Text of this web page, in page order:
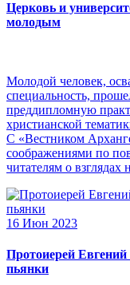
Церковь и
молодым
Молодой человек,
специальность,
преддипломную
христианской
С «Вестником
соображениями по
читателям о
16 Июн 2023
Протоиерей
пьянки